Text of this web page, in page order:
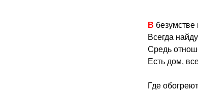
В
Всегда
Средь
Есть дом,
Где